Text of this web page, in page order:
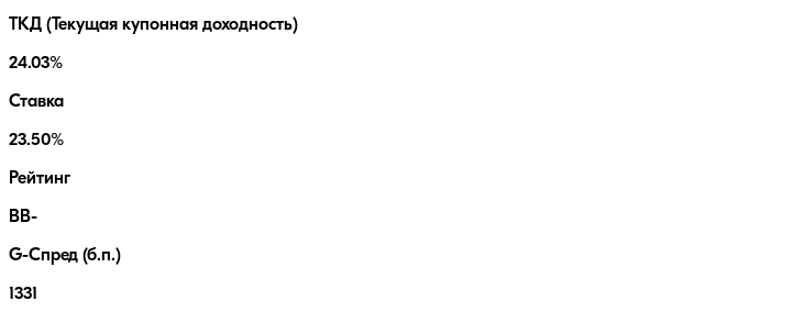
ТКД (Текущая купонная доходность)
24.03%
Ставка
23.50%
Рейтинг
BB-
G-Спред (б.п.)
1331